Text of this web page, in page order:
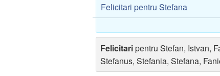
Felicitari pentru Stefana
Felicitaripentru Stefan, Istvan,
Stefanus, Stefania, Stefana,